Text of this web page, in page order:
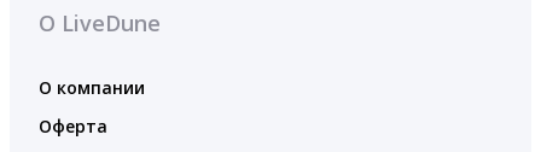
О LiveDune
О компании
Оферта